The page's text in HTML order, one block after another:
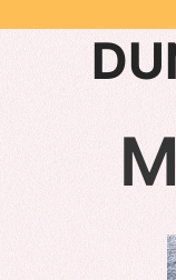
content